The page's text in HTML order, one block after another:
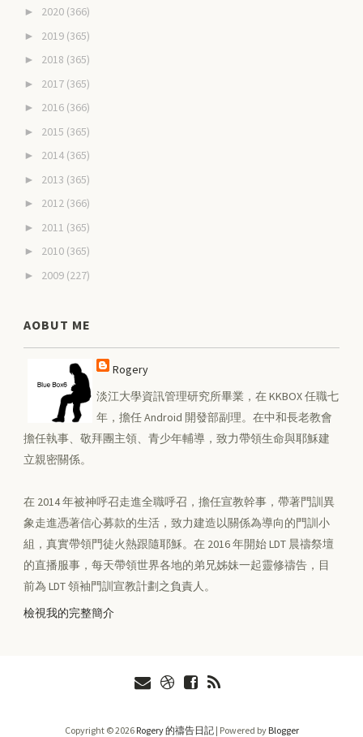
► 2020 (366)
► 2019 (365)
► 2018 (365)
► 2017 (365)
► 2016 (366)
► 2015 (365)
► 2014 (365)
► 2013 (365)
► 2012 (366)
► 2011 (365)
► 2010 (365)
► 2009 (227)
AOBUT ME
Rogery
淡江大學資訊管理研究所畢業，在 KKBOX 任職七
年，擔任 Android 開發部副理。在中和長老教會
擔任執事、敬拜團主領、青少年輔導，致力帶領生命與耶穌建
立親密關係。
在 2014 年被神呼召走進全職呼召，擔任宣教幹事，帶著門訓異
象走進憑著信心募款的生活，致力建造以關係為導向的門訓小
組，真實帶領門徒火熱跟隨耶穌。在 2016 年開始 LDT 晨禱祭壇
的直播服事，每天帶領世界各地的弟兄姊妹一起靈修禱告，目
前為 LDT 領袖門訓宣教計劃之負責人。
檢視我的完整簡介
Copyright ©2026 Rogery 的禱告日記| Powered by Blogger